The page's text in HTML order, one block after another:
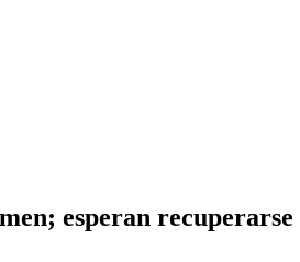
esperan